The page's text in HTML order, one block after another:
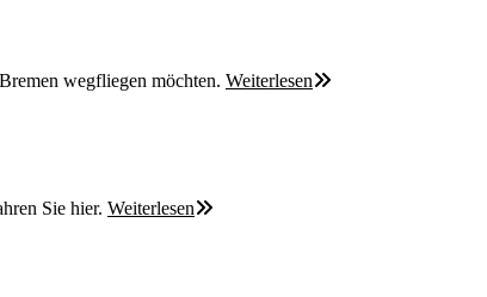
wegfliegen möchten. Weiterlesen
Sie hier. Weiterlesen